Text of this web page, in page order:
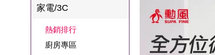
夜聯名
品
清潔用品
機能服飾
池昌旭代言
女內褲
美容專區
甘味人生鍵力
肽↙85折
家電/3C
熱銷排行
廚房專區